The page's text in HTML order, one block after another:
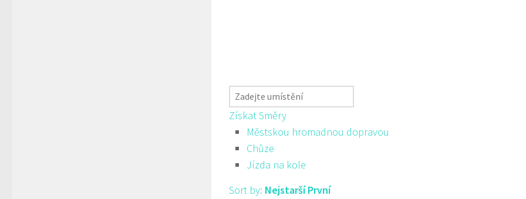
Získat Směry
Městskou hromadnou dopravou
Chůze
Jízda na kole
Sort by: Nejstarší První